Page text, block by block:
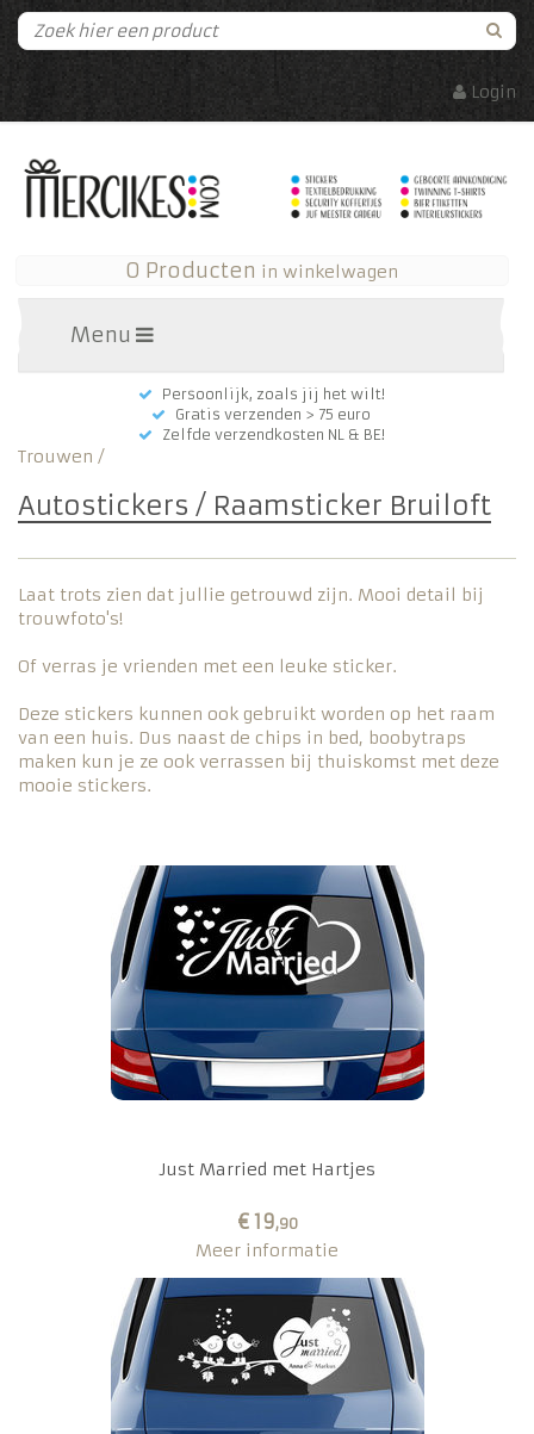
Login
0 Producten in winkelwagen
Menu
Persoonlijk, zoals jij het wilt!
Gratis verzenden > 75 euro
Zelfde verzendkosten NL & BE!
Trouwen /
Autostickers / Raamsticker Bruiloft
Laat trots zien dat jullie getrouwd zijn. Mooi detail bij
trouwfoto's!
Of verras je vrienden met een leuke sticker.
Deze stickers kunnen ook gebruikt worden op het raam
van een huis. Dus naast de chips in bed, boobytraps
maken kun je ze ook verrassen bij thuiskomst met deze
mooie stickers.
Just Married met Hartjes
€ 19,90
Meer informatie